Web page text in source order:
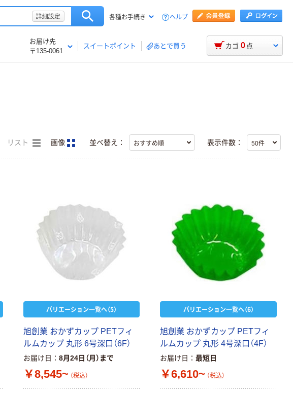
詳細設定 各種お手続き ヘルプ
お届け先
〒135-0061
スイートポイント あとで買う カゴ 0 点
リスト 画像 並べ替え： 表示件数：
バリエーション一覧へ（5）
旭創業 おかずカップ PETフィ
ルムカップ 丸形 6号深口（6F）
お届け日 8月24日（月）まで
￥8,545~ （税込）
バリエーション一覧へ（6）
旭創業 おかずカップ PETフィ
ルムカップ 丸形 4号深口（4F）
お届け日 最短日
￥6,610~ （税込）